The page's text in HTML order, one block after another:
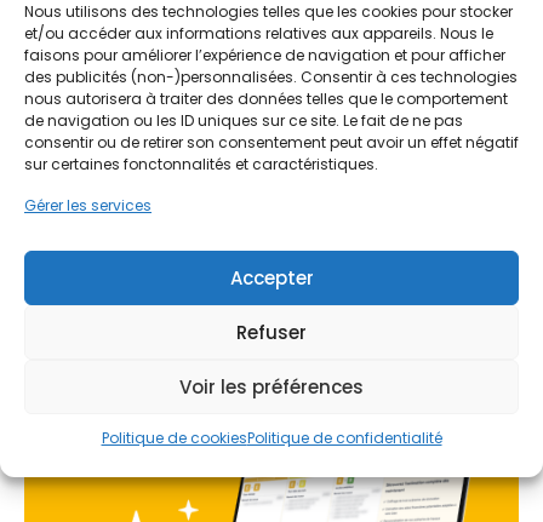
Nous utilisons des technologies telles que les cookies pour stocker
et/ou accéder aux informations relatives aux appareils. Nous le
faisons pour améliorer l’expérience de navigation et pour afficher
des publicités (non-)personnalisées. Consentir à ces technologies
nous autorisera à traiter des données telles que le comportement
de navigation ou les ID uniques sur ce site. Le fait de ne pas
consentir ou de retirer son consentement peut avoir un effet négatif
sur certaines fonctonnalités et caractéristiques.
Gérer les services
Accepter
Refuser
Voir les préférences
Politique de cookiesPolitique de confidentialité
L'installation d'un ballon thermodynamique répond
parfaitement aux spécificités architecturales
locales, qu'il s'agisse de maisons traditionnelles en
pin maritime, de constructions typiques de la
garbure architecturale ou de l'habitat moderne en
ossature bois. Pour les propriétaires situés du
centre-ville jusqu'aux quartiers plus résidentiels
cette technologie représente un levier puissant
pour réduire l'empreinte carbone du foyer. C'est
une transition énergétique concrète, adaptée à la
réalité du terrain en Nouvelle-Aquitaine.
Ne passez pas à côté de vos
aides !
Faites vite, les budgets
MaPrimeRénov' sont annuels et
limités. Les dossiers sont traités
Contactez-nous maintenant
pour maximiser vos aides !
Je prends rdv !